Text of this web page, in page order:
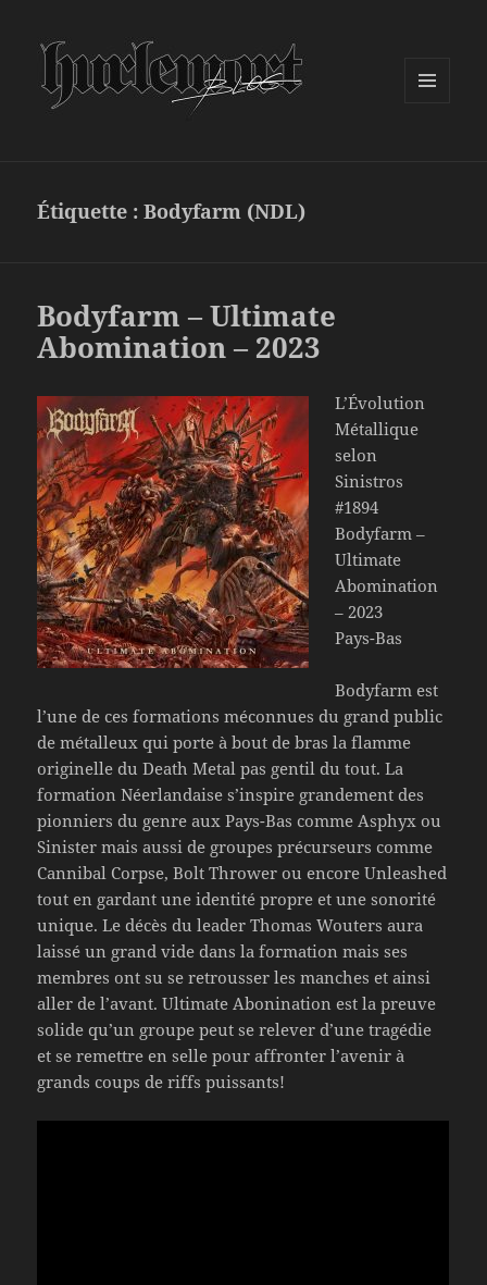
Étiquette :Bodyfarm (NDL)
Bodyfarm – Ultimate
Abomination – 2023
L’Évolution
Métallique
selon
Sinistros
#1894
Bodyfarm –
Ultimate
Abomination
– 2023
Pays-Bas
Bodyfarm est
l’une de ces formations méconnues du grand public
de métalleux qui porte à bout de bras la flamme
originelle du Death Metal pas gentil du tout. La
formation Néerlandaise s’inspire grandement des
pionniers du genre aux Pays-Bas comme Asphyx ou
Sinister mais aussi de groupes précurseurs comme
Cannibal Corpse, Bolt Thrower ou encore Unleashed
tout en gardant une identité propre et une sonorité
unique. Le décès du leader Thomas Wouters aura
laissé un grand vide dans la formation mais ses
membres ont su se retrousser les manches et ainsi
aller de l’avant. Ultimate Abonination est la preuve
solide qu’un groupe peut se relever d’une tragédie
et se remettre en selle pour affronter l’avenir à
grands coups de riffs puissants!